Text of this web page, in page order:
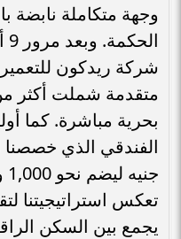
وجهة متكاملة نابضة
شركة ريدكون
بحرية مباشرة. كما
تعكس استراتيجيتنا
يجمع بين السكن